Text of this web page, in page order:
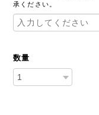
承ください。
数量